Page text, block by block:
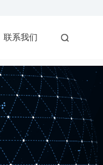
联系我们